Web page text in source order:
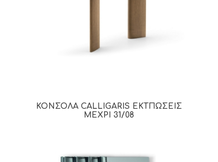
ΚΟΝΣΟΛΑ CALLIGARIS ΕΚΤΠΩΣΕΙΣ
ΜΕΧΡΙ 31/08